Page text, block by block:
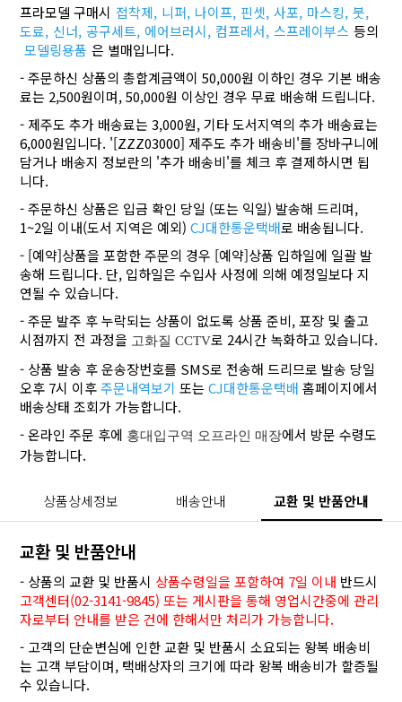
프라모델 구매시 접착제, 니퍼, 나이프, 핀셋, 사포, 마스킹, 붓,
도료, 신너, 공구세트, 에어브러시, 컴프레서, 스프레이부스 등의
모델링용품 은 별매입니다.
- 주문하신 상품의 총합계금액이 50,000원 이하인 경우 기본 배송
료는 2,500원이며, 50,000원 이상인 경우 무료 배송해 드립니다.
- 제주도 추가 배송료는 3,000원, 기타 도서지역의 추가 배송료는
6,000원입니다. '[ZZZ03000] 제주도 추가 배송비'를 장바구니에
담거나 배송지 정보란의 '추가 배송비'를 체크 후 결제하시면 됩
니다.
- 주문하신 상품은 입금 확인 당일 (또는 익일) 발송해 드리며,
1~2일 이내(도서 지역은 예외)CJ대한통운택배로 배송됩니다.
- [예약]상품을 포함한 주문의 경우 [예약]상품 입하일에 일괄 발
송해 드립니다. 단, 입하일은 수입사 사정에 의해 예정일보다 지
연될 수 있습니다.
- 주문 발주 후 누락되는 상품이 없도록 상품 준비, 포장 및 출고
시점까지 전 과정을 고화질 CCTV로 24시간 녹화하고 있습니다.
- 상품 발송 후 운송장번호를 SMS로 전송해 드리므로 발송 당일
오후 7시 이후주문내역보기 또는CJ대한통운택배 홈페이지에서
배송상태 조회가 가능합니다.
- 온라인 주문 후에 홍대입구역 오프라인 매장에서 방문 수령도
가능합니다.
상품상세정보 배송안내 교환 및 반품안내
교환 및 반품안내
- 상품의 교환 및 반품시 상품수령일을 포함하여 7일 이내 반드시
고객센터(02-3141-9845) 또는 게시판을 통해 영업시간중에 관리
자로부터 안내를 받은 건에 한해서만 처리가 가능합니다.
- 고객의 단순변심에 인한 교환 및 반품시 소요되는 왕복 배송비
는 고객 부담이며, 택배상자의 크기에 따라 왕복 배송비가 할증될
수 있습니다.